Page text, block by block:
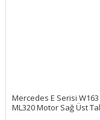
Mercedes E Serisi W163
ML320 Motor Sağ Üst